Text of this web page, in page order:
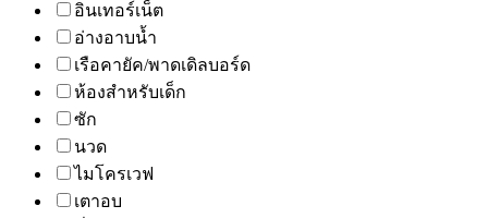
อินเทอร์เน็ต
อ่างอาบน้ำ
เรือคายัค/พาดเดิลบอร์ด
ห้องสำหรับเด็ก
ซัก
นวด
ไมโครเวฟ
เตาอบ